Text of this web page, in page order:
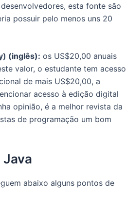
esta fonte são
possuir pelo menos uns 20
(inglês): os US$20,00 anuais
valor, o estudante tem acesso
de mais US$20,00, a
acesso à edição digital
opinião, é a melhor revista da
de programação um bom
abaixo alguns pontos de